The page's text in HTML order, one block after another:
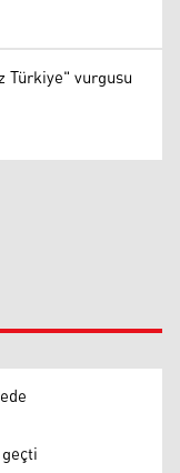
Türkiye" vurgusu